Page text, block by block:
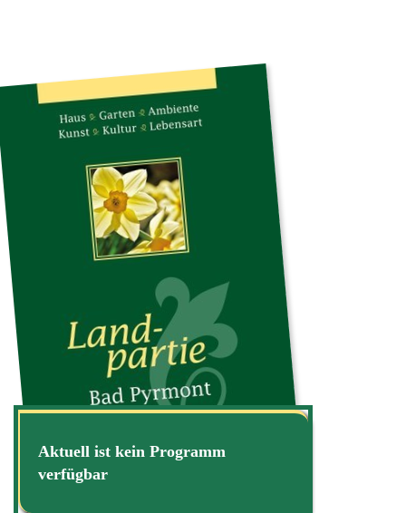
Aktuell ist kein Programm
verfügbar